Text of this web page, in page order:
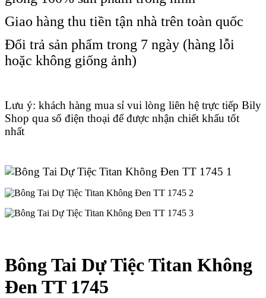
Giao hàng thu tiền tận nhà trên toàn quốc
Đổi trả sản phẩm trong 7 ngày (hàng lỗi
hoặc không giống ảnh)
Lưu ý: khách hàng mua sỉ vui lòng liên hệ trực tiếp Bily
Shop qua số điện thoại để được nhận chiết khấu tốt
nhất
Bông Tai Dự Tiệc Titan Không
Đen TT 1745